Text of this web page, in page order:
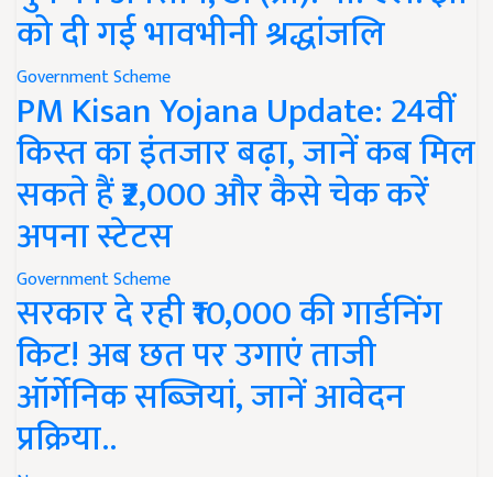
को दी गई भावभीनी श्रद्धांजलि
Government Scheme
PM Kisan Yojana Update: 24वीं
किस्त का इंतजार बढ़ा, जानें कब मिल
सकते हैं ₹2,000 और कैसे चेक करें
अपना स्टेटस
Government Scheme
सरकार दे रही ₹10,000 की गार्डनिंग
किट! अब छत पर उगाएं ताजी
ऑर्गेनिक सब्जियां, जानें आवेदन
प्रक्रिया..